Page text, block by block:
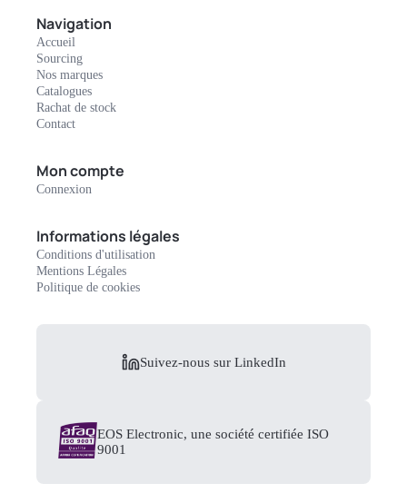
Navigation
Accueil
Sourcing
Nos marques
Catalogues
Rachat de stock
Contact
Mon compte
Connexion
Informations légales
Conditions d'utilisation
Mentions Légales
Politique de cookies
Suivez-nous sur LinkedIn
EOS Electronic, une société certifiée ISO
9001